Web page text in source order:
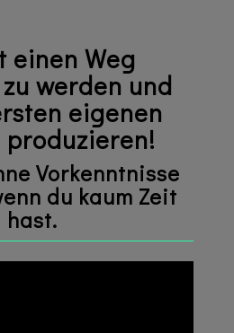
einen Weg
werden und
eigenen
produzieren!
Vorkenntnisse
du kaum Zeit
hast.